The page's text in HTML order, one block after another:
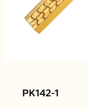
PK142-1